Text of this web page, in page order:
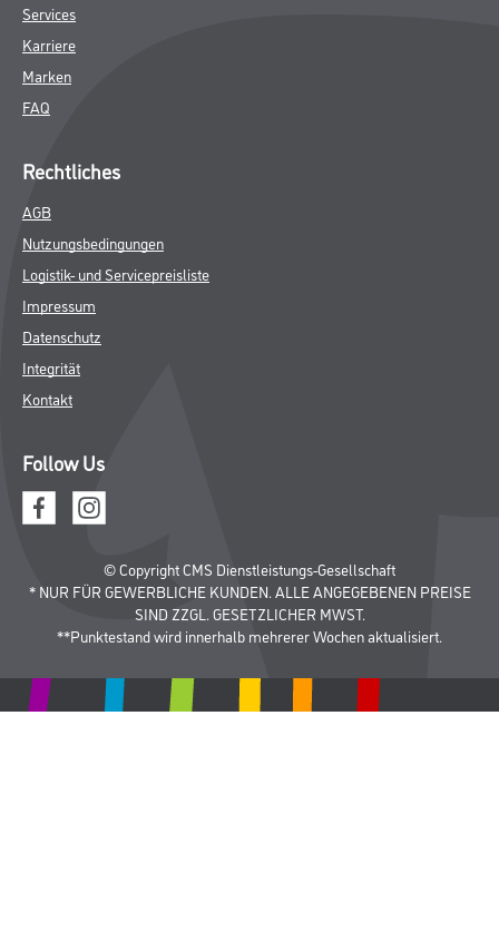
Services
Karriere
Marken
FAQ
Rechtliches
AGB
Nutzungsbedingungen
Logistik- und Servicepreisliste
Impressum
Datenschutz
Integrität
Kontakt
Follow Us
© Copyright CMS Dienstleistungs-Gesellschaft
* NUR FÜR GEWERBLICHE KUNDEN. ALLE ANGEGEBENEN PREISE
SIND ZZGL. GESETZLICHER MWST.
**Punktestand wird innerhalb mehrerer Wochen aktualisiert.